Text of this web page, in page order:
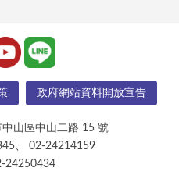
政府網站資料開放宣告
山區中山二路 15 號
、 02-24214159
24250434